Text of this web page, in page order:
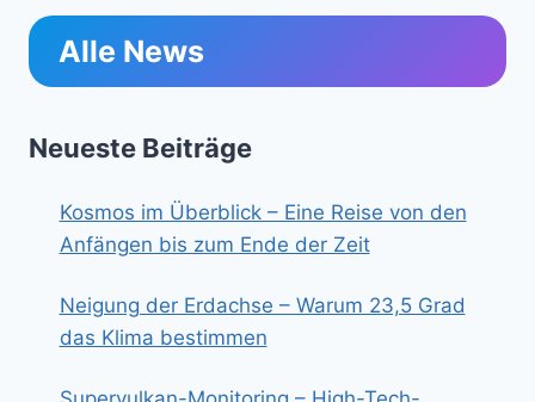
Alle News
Neueste Beiträge
Kosmos im Überblick – Eine Reise von den
Anfängen bis zum Ende der Zeit
Neigung der Erdachse – Warum 23,5 Grad
das Klima bestimmen